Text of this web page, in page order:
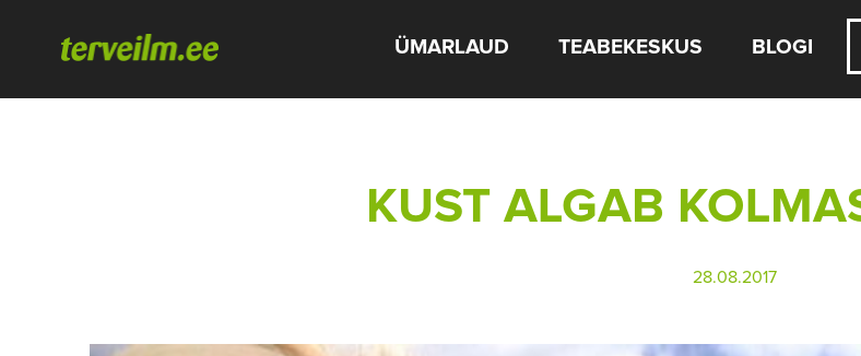
ÜMARLAUD TEABEKESKUS BLOGI
KUST ALGAB
28.08.2017